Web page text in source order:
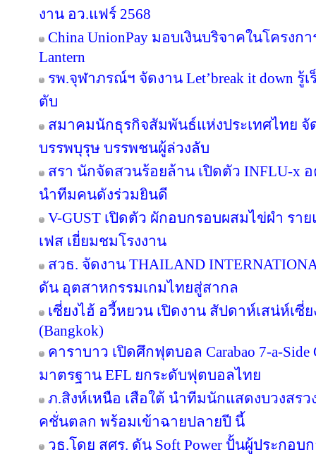
งาน อว.แฟร์ 2568
China UnionPay มอบเงินบริจาคในโครงกา
Lantern
รพ.จุฬาภรณ์ฯ จัดงาน Let’break it down รู้
ตับ
สมาคมนักธุรกิจสัมพันธ์แห่งประเทศไทย
บรรพบุรุษ บรรพชนผู้ล่วงลับ
สรา นักจัดสวนร้อยล้าน เปิดตัว INFLU-x
นำทีมคนดังร่วมยินดี
V-GUST เปิดตัว ผักอบกรอบผสมไข่ผำ รา
เฟส เยี่ยมชมโรงงาน
สวธ. จัดงาน THAILAND
ดัน อุตสาหกรรมเกมไทยสู่สากล
เซี่ยงไฮ้ อวี้หยวน เปิดงาน สัปดาห์เสน่ห์เซี่ย
(Bangkok)
คาราบาว เปิดศึกฟุตบอล Carabao 7-a-
มาตรฐาน EFL ยกระดับฟุตบอลไทย
ภ.สิงห์เหนือ เสือใต้ นำทีมนักแสดงบวงสร
คชั่นตลก พร้อมเข้าฉายปลายปี นี้
วธ.โดย สศร. ดัน Soft Power ปั้นผู้ประกอ